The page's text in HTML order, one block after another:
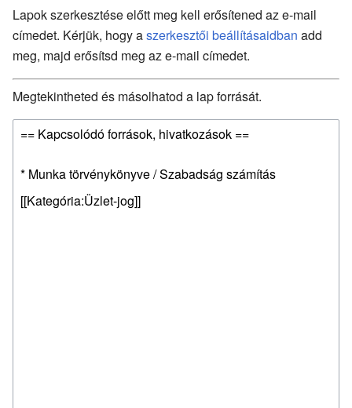
Lapok szerkesztése előtt meg kell erősítened az e-mail
címedet. Kérjük, hogy aszerkesztői beállításaidban add
meg, majd erősítsd meg az e-mail címedet.
Megtekintheted és másolhatod a lap forrását.